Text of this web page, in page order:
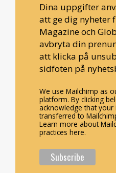
Dina uppgifter
att ge dig nyheter
Magazine och
avbryta din
att klicka på
sidfoten på
We use Mailchimp as
platform. By clicking
acknowledge that
transferred to
Learn more about
practices here.